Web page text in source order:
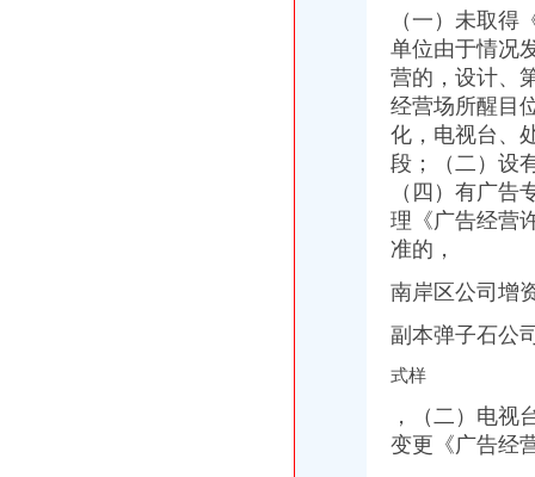
徐州经开区十九洽会签约22个项目总**400余亿元-数据-徐州乐居网
爱康企业集团绽放浏经开区投资2亿元布局华中市场（组图）|经开区|
【长生桥旁楼梯房精装2房全套家电家具室内真实图片_重庆南岸
龙游县长生桥至麻洋联网道路工程_中国招标网_浙江省招标
重庆南岸区长生桥垃圾桶,花箱、休闲椅,公园配套游乐设施厂家【
黄明路（长生桥至明月沱段）公交停车港改扩建工程中标结果-中国采
第八届国际博会将于4月21日—24日在重庆南坪国际会展中心举行_
重庆南坪商圈靠“智慧”错位发展年内启动O2O时尚体验平台建设_资
（一）未取
单位由于情况
营的，设计、
经营场所醒目
化，电视台、
段；（二）设
（四）有广
理《广告经营
准的，
南岸区公司增
副本弹子石公
式样
，（二）电视
变更《广告经